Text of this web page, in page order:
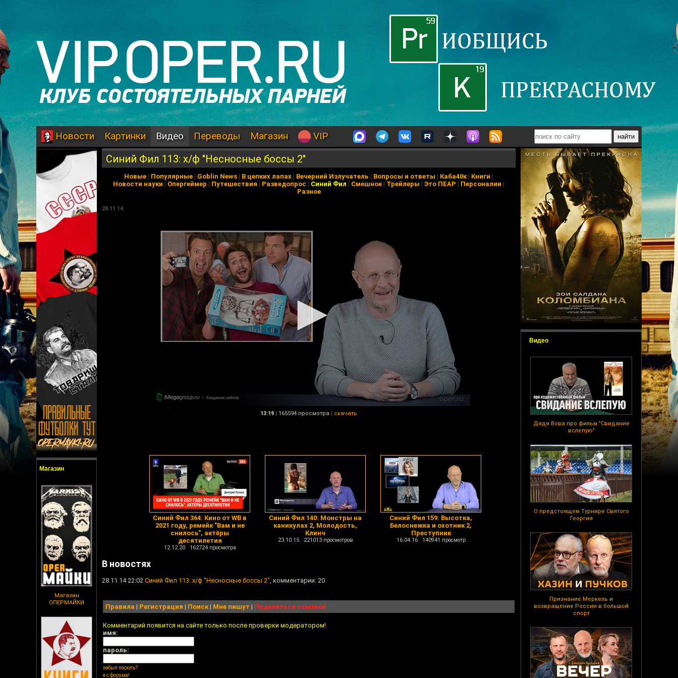
Новости Картинки Видео Переводы Магазин VIP
Магазин
Магазин
ОПЕРМАЙКИ
Видео
Дядя Вова про фильм "Свидание
вслепую"
О предстоящем Турнире Святого
Георгия
Признание Меркель и
возвращение России в большой
спорт
Синий Фил 113: х/ф "Несносные боссы 2"
Новые | Популярные | Goblin News | В цепких лапах | Вечерний Излучатель | Вопросы и ответы | Каба40к| Книги |
Новости науки | Опергеймер | Путешествия | Разведопрос | Синий Фил | Смешное | Трейлеры | Это ПЕАР | Персоналии |
Разное
28.11.14
13:19 | 165594 просмотра | скачать
Синий Фил 364: Кино от WB в
2021 году, ремейк "Вам и не
снилось", актёры
десятилетия
12.12.20 162724 просмотра
Синий Фил 140: Монстры на
каникулах 2, Молодость,
Клинч
23.10.15 221013 просмотров
Синий Фил 159: Высотка,
Белоснежка и охотник 2,
Преступник
16.04.16 140941 просмотр
В новостях
28.11.14 22:02 Синий Фил 113: х/ф "Несносные боссы 2", комментарии: 20
Правила | Регистрация | Поиск| Мне пишут | Поделиться ссылкой
Комментарий появится на сайте только после проверки модератором!
имя:
пароль:
забыл пароль?
я с форума!